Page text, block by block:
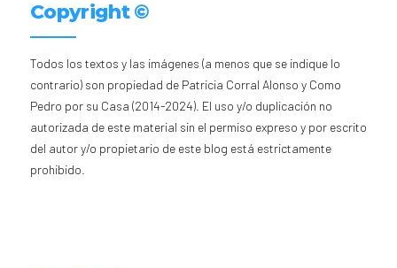
Copyright ©
Todos los textos y las imágenes (a menos que se indique lo
contrario) son propiedad de Patricia Corral Alonso y Como
Pedro por su Casa (2014-2024). El uso y/o duplicación no
autorizada de este material sin el permiso expreso y por escrito
del autor y/o propietario de este blog está estrictamente
prohibido.